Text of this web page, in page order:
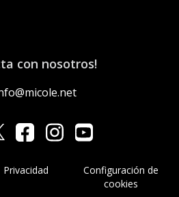
con nosotros!
Privacidad
Configuración de
cookies